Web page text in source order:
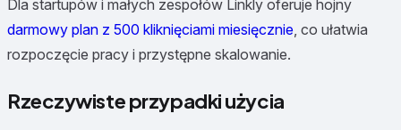
Dla startupów i małych zespołów Linkly oferuje hojny
darmowy plan z 500 kliknięciami miesięcznie, co ułatwia
rozpoczęcie pracy i przystępne skalowanie.
Rzeczywiste przypadki użycia